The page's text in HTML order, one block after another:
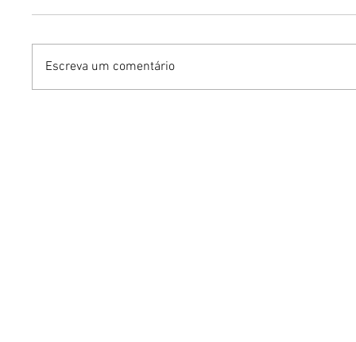
Escreva um comentário